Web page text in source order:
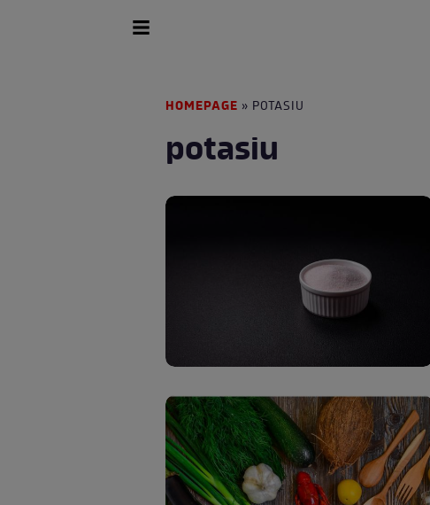
HOMEPAGE » POTASIU
potasiu